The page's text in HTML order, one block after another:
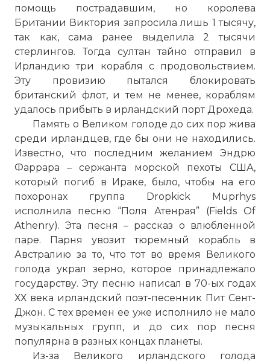
помощь пострадавшим, но королева
Британии Виктория запросила лишь 1 тысячу,
так как, сама ранее выделила 2 тысячи
стерлингов. Тогда султан тайно отправил в
Ирландию три корабля с продовольствием.
Эту провизию пытался блокировать
британский флот, и тем не менее, кораблям
удалось прибыть в ирландский порт Дрохеда.
Память о Великом голоде до сих пор жива
среди ирландцев, где бы они не находились.
Известно, что последним желанием Эндрю
Фаррара – сержанта морской пехоты США,
который погиб в Ираке, было, чтобы на его
похоронах группа Dropkick Muprhys
исполнила песню “Поля Атенрая” (Fields Of
Athenry). Эта песня – рассказ о влюбленной
паре. Парня увозит тюремный корабль в
Австралию за то, что тот во время Великого
голода украл зерно, которое принадлежало
государству. Эту песню написал в 70-ых годах
ХХ века ирландский поэт-песенник Пит Сент-
Джон. С тех времен ее уже исполнило не мало
музыкальных групп, и до сих пор песня
популярна в разных концах планеты.
Из-за Великого ирландского голода